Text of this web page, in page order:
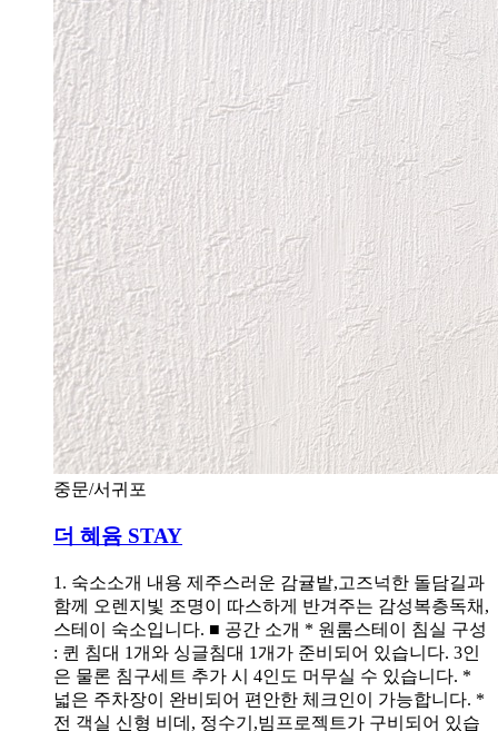
중문/서귀포
더 혜윰 STAY
1. 숙소소개 내용 제주스러운 감귤밭,고즈넉한 돌담길과
함께 오렌지빛 조명이 따스하게 반겨주는 감성복층독채,
스테이 숙소입니다. ■ 공간 소개 * 원룸스테이 침실 구성
: 퀸 침대 1개와 싱글침대 1개가 준비되어 있습니다. 3인
은 물론 침구세트 추가 시 4인도 머무실 수 있습니다. *
넓은 주차장이 완비되어 편안한 체크인이 가능합니다. *
전 객실 신형 비데, 정수기,빔프로젝트가 구비되어 있습